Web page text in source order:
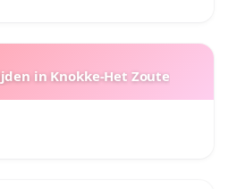
in Knokke-Het Zoute